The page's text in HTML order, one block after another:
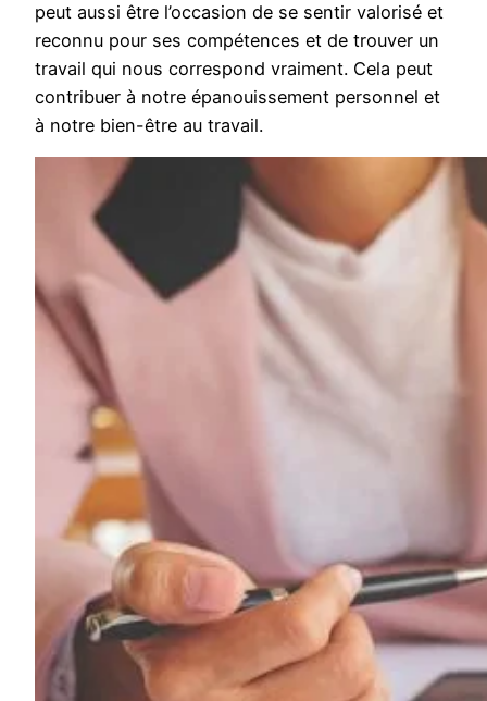
peut aussi être l’occasion de se sentir valorisé et
reconnu pour ses compétences et de trouver un
travail qui nous correspond vraiment. Cela peut
contribuer à notre épanouissement personnel et
à notre bien-être au travail.